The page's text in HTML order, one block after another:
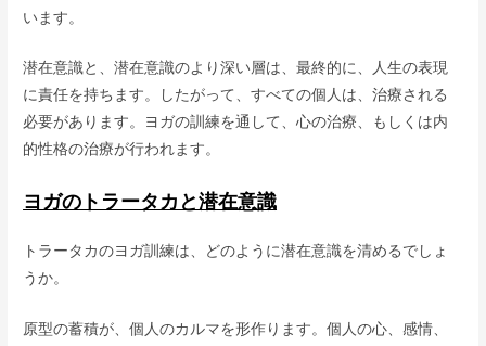
います。
潜在意識と、潜在意識のより深い層は、最終的に、人生の表現
に責任を持ちます。したがって、すべての個人は、治療される
必要があります。ヨガの訓練を通して、心の治療、もしくは内
的性格の治療が行われます。
ヨガのトラータカと潜在意識
トラータカのヨガ訓練は、どのように潜在意識を清めるでしょ
うか。
原型の蓄積が、個人のカルマを形作ります。個人の心、感情、